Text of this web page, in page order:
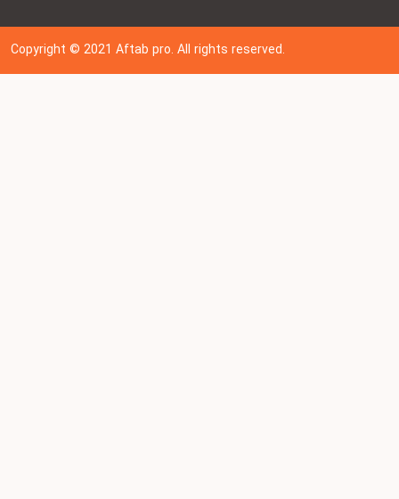
Copyright © 202 1Aftab pro. All rights reserved.